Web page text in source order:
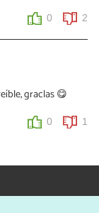
0 2
graclas 😋
0 1